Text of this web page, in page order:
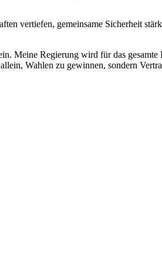
vertiefen, gemeinsame Sicherheit
Meine Regierung wird für das
Wahlen zu gewinnen, sondern